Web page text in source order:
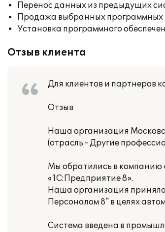
Перенос данных из предыдущих
Продажа выбранных программных
Установка программного
Отзыв клиента
Для клиентов и партнеров
Отзыв
Наша организация
(отрасль - Другие
Мы обратились в компанию
«1С:Предприятие 8».
Наша организация
Персоналом 8" в целях
Система введена в